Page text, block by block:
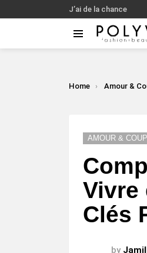
J’ai de la chance
You are here:
Home Amour &
AMOUR &
Vivre
Clés
by